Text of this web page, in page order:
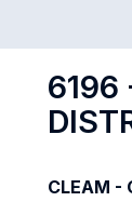
6196
CLEAM -